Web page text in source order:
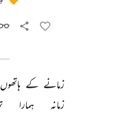
زمانے کے ہاتھوں
زمانہ
ہمارا